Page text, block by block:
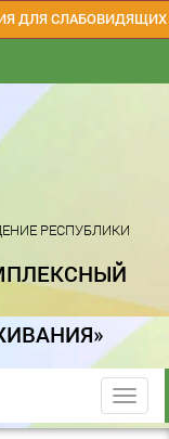
ДЛЯ СЛАБОВИДЯЩИХ
РЕСПУБЛИКИ
trk